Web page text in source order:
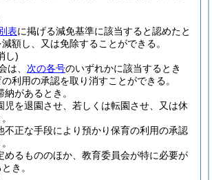
表に掲げる減免基準に該当すると認めたと
額し、又は免除することができる。
し)
は、 次の各号のいずれかに該当するとき
利用の承認を取り消すことができる。
があるとき。
児を退園させ、若しくは転園させ、又は休
不正な手段により預かり保育の利用の承認
めるもののほか、教育委員会が特に必要が
き。